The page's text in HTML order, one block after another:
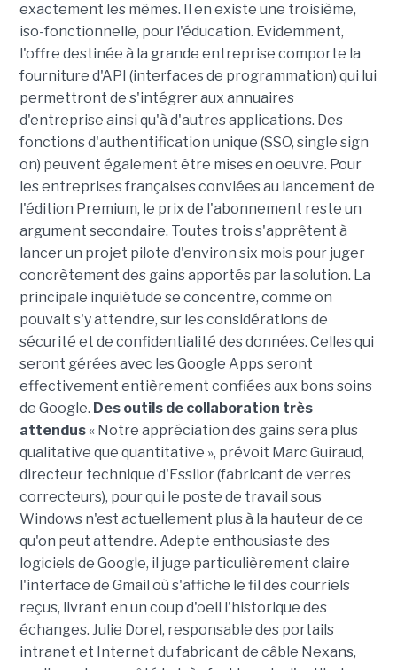
exactement les mêmes. Il en existe une troisième,
iso-fonctionnelle, pour l'éducation. Evidemment,
l'offre destinée à la grande entreprise comporte la
fourniture d'API (interfaces de programmation) qui lui
permettront de s'intégrer aux annuaires
d'entreprise ainsi qu'à d'autres applications. Des
fonctions d'authentification unique (SSO, single sign
on) peuvent également être mises en oeuvre. Pour
les entreprises françaises conviées au lancement de
l'édition Premium, le prix de l'abonnement reste un
argument secondaire. Toutes trois s'apprêtent à
lancer un projet pilote d'environ six mois pour juger
concrètement des gains apportés par la solution. La
principale inquiétude se concentre, comme on
pouvait s'y attendre, sur les considérations de
sécurité et de confidentialité des données. Celles qui
seront gérées avec les Google Apps seront
effectivement entièrement confiées aux bons soins
de Google. Des outils de collaboration très
attendus« Notre appréciation des gains sera plus
qualitative que quantitative », prévoit Marc Guiraud,
directeur technique d'Essilor (fabricant de verres
correcteurs), pour qui le poste de travail sous
Windows n'est actuellement plus à la hauteur de ce
qu'on peut attendre. Adepte enthousiaste des
logiciels de Google, il juge particulièrement claire
l'interface de Gmail où s'affiche le fil des courriels
reçus, livrant en un coup d'oeil l'historique des
échanges. Julie Dorel, responsable des portails
intranet et Internet du fabricant de câble Nexans,